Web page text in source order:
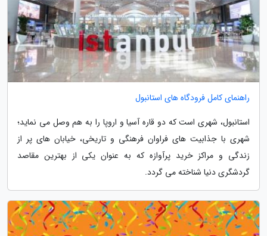
راهنمای کامل فرودگاه های استانبول
استانبول، شهری است که دو قاره آسیا و اروپا را به هم وصل می نماید؛
شهری با جذابیت های فراوان فرهنگی و تاریخی، خیابان های پر از
زندگی و مراکز خرید پرآوازه که به عنوان یکی از بهترین مقاصد
گردشگری دنیا شناخته می گردد.